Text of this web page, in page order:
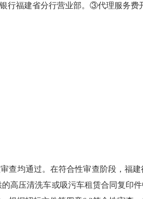
行福建省分行营业部。③代理服务费
均通过。在符合性审查阶段，福
高压清洗车或吸污车租赁合同复印